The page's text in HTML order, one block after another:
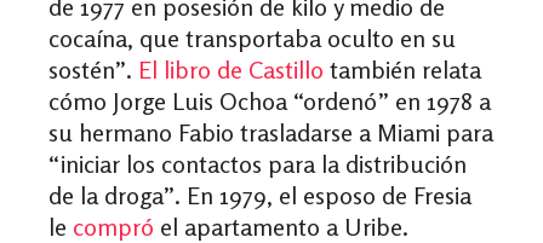
de 1977 en posesión de kilo y medio de
cocaína, que transportaba oculto en su
sostén”. El libro de Castillo también relata
cómo Jorge Luis Ochoa “ordenó” en 1978 a
su hermano Fabio trasladarse a Miami para
“iniciar los contactos para la distribución
de la droga”. En 1979, el esposo de Fresia
le compró el apartamento a Uribe.